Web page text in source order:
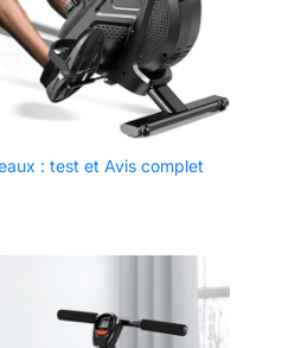
: test et Avis complet